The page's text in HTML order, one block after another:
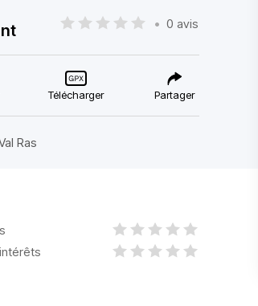
• 0 avis
Télécharger Partager
Ras